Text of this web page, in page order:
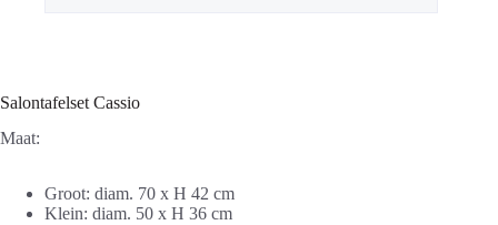
Salontafelset Cassio
Maat:
Groot: diam. 70 x H 42 cm
Klein: diam. 50 x H 36 cm